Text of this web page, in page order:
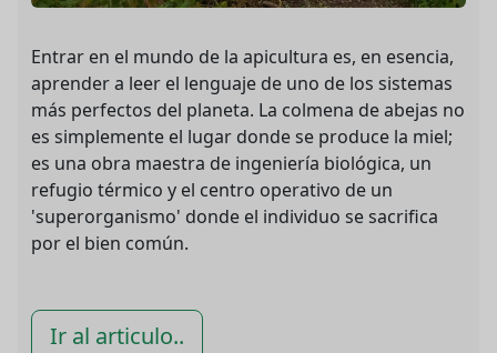
Entrar en el mundo de la apicultura es, en esencia,
aprender a leer el lenguaje de uno de los sistemas
más perfectos del planeta. La colmena de abejas no
es simplemente el lugar donde se produce la miel;
es una obra maestra de ingeniería biológica, un
refugio térmico y el centro operativo de un
'superorganismo' donde el individuo se sacrifica
por el bien común.
Ir al articulo..